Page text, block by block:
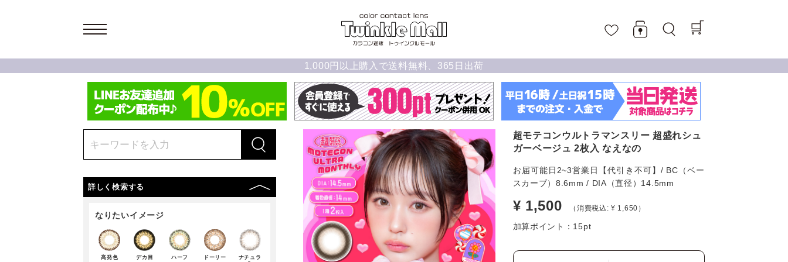
1,000円以上購入で送料無料、365日出荷
詳しく検索する
なりたいイメージ
高発色 デカ目 ハーフ ドーリー
ナチュラ
超モテコンウルトラマンスリー 超盛れシュ
ガーベージュ 2枚入 なえなの
お届可能日2~3営業日【代引き不可】/ BC（ベー
スカーブ）8.6mm / DIA（直径）14.5mm
¥ 1,500 （消費税込: ¥ 1,650）
加算ポイント： 15pt